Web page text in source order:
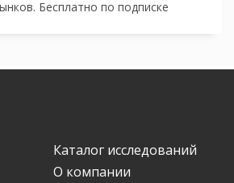
Бесплатно по подписке
Каталог исследований
О компании